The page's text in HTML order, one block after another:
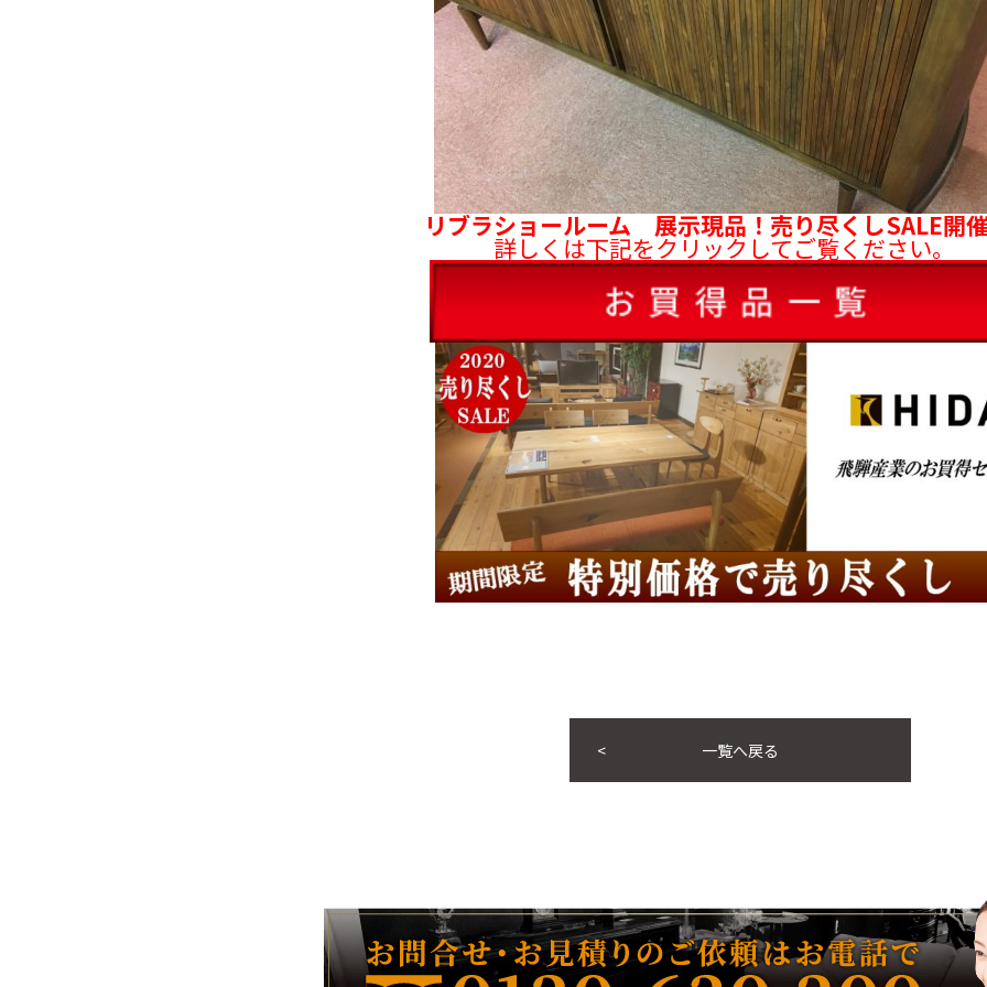
リブラショールーム 展示現品！売り尽くしSALE開
詳しくは下記をクリックしてご覧ください。
一覧へ戻る